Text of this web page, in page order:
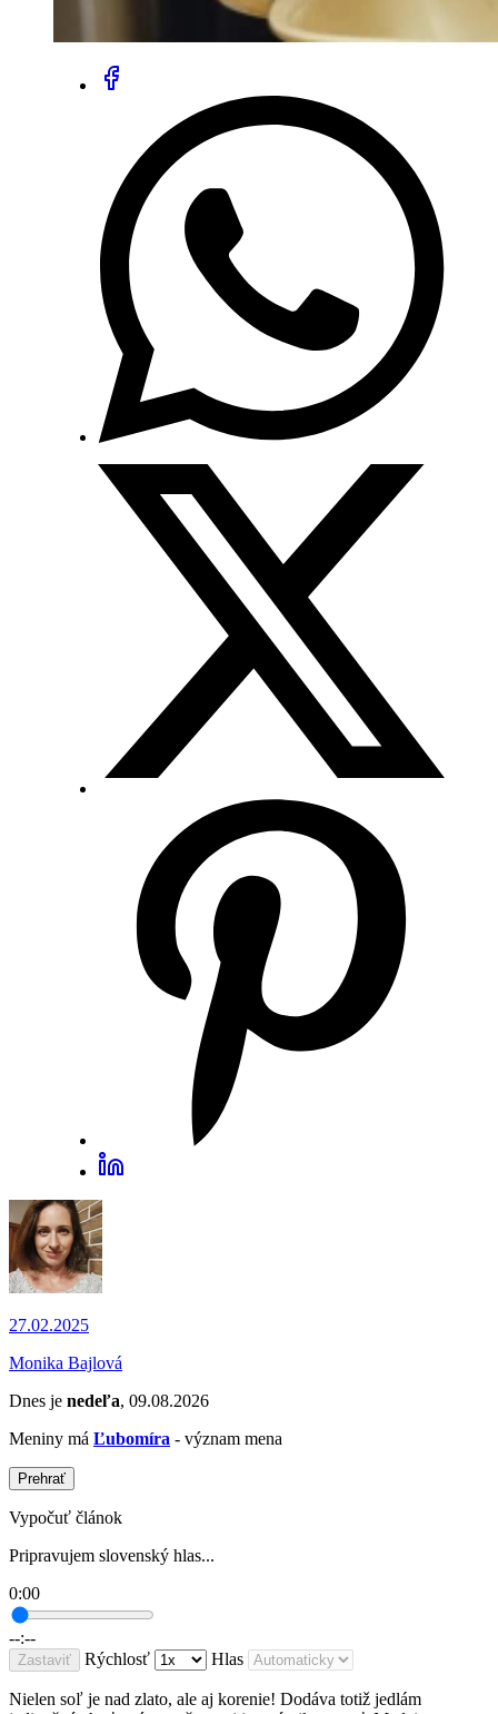
27.02.2025
Monika Bajlová
Dnes je nedeľa, 09.08.2026
Meniny má Ľubomíra - význam mena
Prehrať
Vypočuť článok
Pripravujem slovenský hlas...
0:00
--:--
Zastaviť Rýchlosť Hlas
Nielen soľ je nad zlato, ale aj korenie! Dodáva totiž jedlám